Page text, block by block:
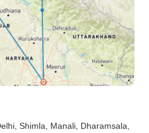
, Shimla , Manali , Dharamsala